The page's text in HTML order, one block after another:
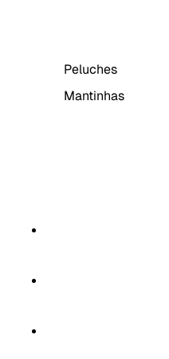
Peluches
Mantinhas